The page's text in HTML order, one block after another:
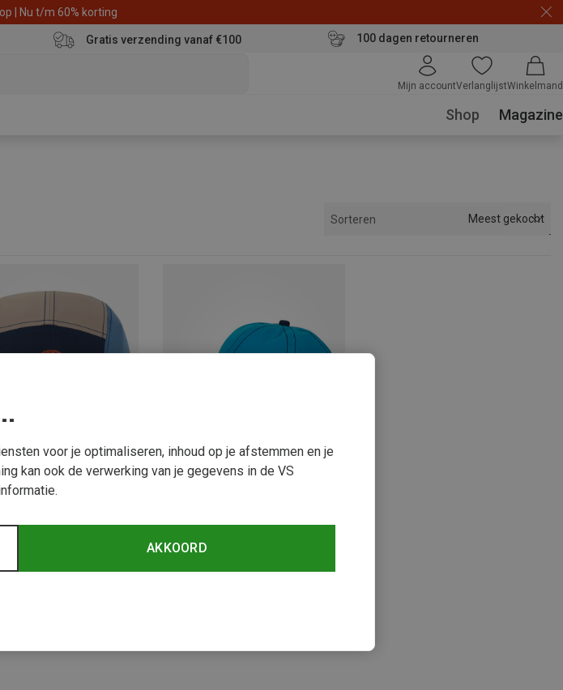
| Nu t/m 60% korting
Gratis verzending vanaf €100 100 dagen retourneren
Mijn accountVerlanglijstWinkelmand
Shop Magazine
Sorteren Meest gekocht
voor je optimaliseren, inhoud op je afstemmen en je
kan ook de verwerking van je gegevens in de VS
AKKOORD